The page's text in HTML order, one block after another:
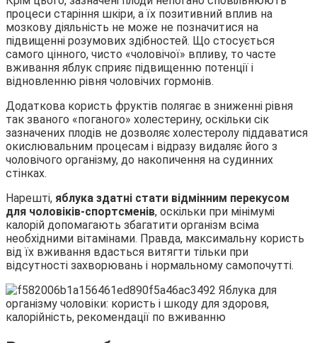
процеси старіння шкіри, а їх позитивний вплив на
мозкову діяльність не може не позначитися на
підвищенні розумових здібностей. Що стосується
самого цінного, чисто «чоловічої» впливу, то часте
вживання яблук сприяє підвищенню потенції і
відновленню рівня чоловічих гормонів.
Додаткова користь фруктів полягає в зниженні рівня
так званого «поганого» холестерину, оскільки сік
зазначених плодів не дозволяє холестеролу піддаватися
окислювальним процесам і відразу видаляє його з
чоловічого організму, до накопичення на судинних
стінках.
Нарешті, яблука здатні стати відмінним перекусом
для чоловіків-спортсменів, оскільки при мінімумі
калорій допомагають збагатити організм всіма
необхідними вітамінами. Правда, максимальну користь
від їх вживання вдасться витягти тільки при
відсутності захворювань і нормальному самопочутті.